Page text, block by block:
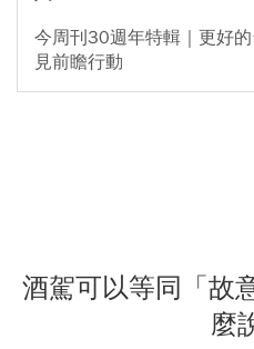
今周刊30週年特輯｜更好
見前瞻行動
酒駕可以等同「故
麼